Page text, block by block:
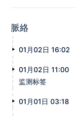
脈絡
01月02日 16:02
01月02日 11:00
监测标签
01月01日 03:18